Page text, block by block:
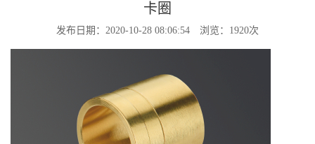
卡圈
发布日期：2020-10-28 08:06:54 浏览：1920次